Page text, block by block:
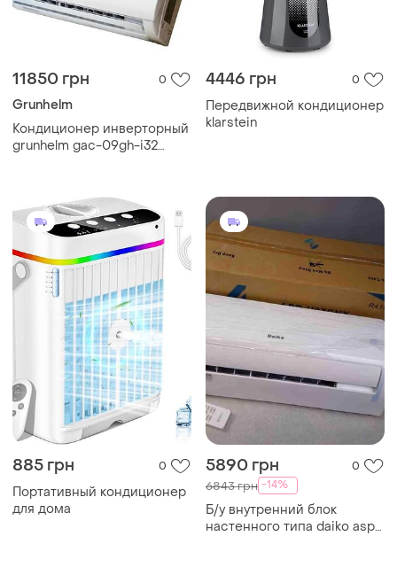
11850 грн 0
Grunhelm
Кондиционер инверторный
grunhelm gac-09gh-i32
4446 грн 0
Передвижной кондиционер
klarstein
885 грн 0
Портативный кондиционер
для дома
5890 грн 0
6843 грн -14%
Б/у внутренний блок
настенного типа daiko asp-